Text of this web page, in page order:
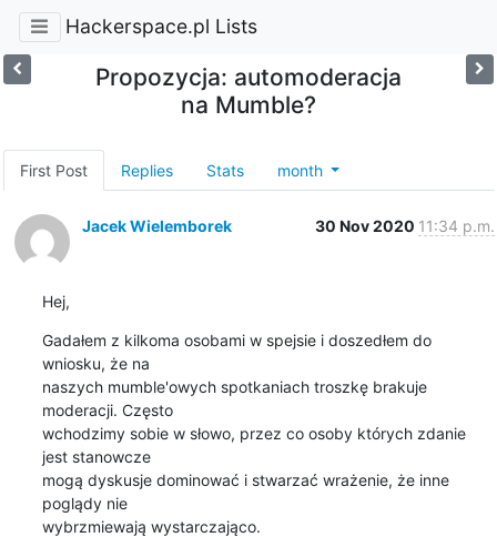
Hackerspace.pl Lists
Propozycja: automoderacja
na Mumble?
First Post Replies Stats month
Jacek Wielemborek 30 Nov 2020 11:34 p.m.
Hej,
Gadałem z kilkoma osobami w spejsie i doszedłem do
wniosku, że na
naszych mumble'owych spotkaniach troszkę brakuje
moderacji. Często
wchodzimy sobie w słowo, przez co osoby których zdanie
jest stanowcze
mogą dyskusje dominować i stwarzać wrażenie, że inne
poglądy nie
wybrzmiewają wystarczająco.